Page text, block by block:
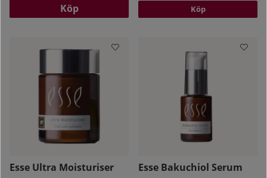
Köp
Köp
Esse Ultra Moisturiser Esse Bakuchiol Serum